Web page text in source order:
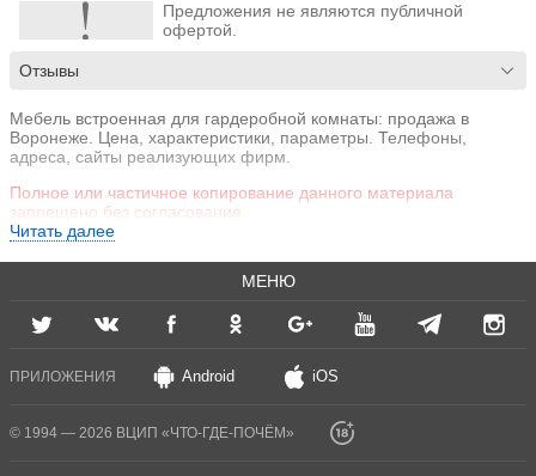
Предложения не являются публичной
офертой.
Отзывы
Мебель встроенная для гардеробной комнаты: продажа в
Воронеже. Цена, характеристики, параметры. Телефоны,
адреса, сайты реализующих фирм.
Полное или частичное копирование данного материала
запрещено без согласования.
Читать далее
МЕНЮ
ПРИЛОЖЕНИЯ Android iOS
© 1994 — 2026 ВЦИП «ЧТО-ГДЕ-ПОЧЁМ»